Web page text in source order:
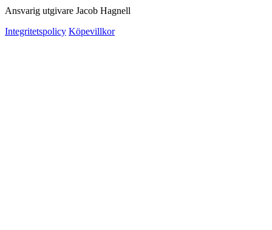
Ansvarig utgivare Jacob Hagnell
Integritetspolicy Köpevillkor